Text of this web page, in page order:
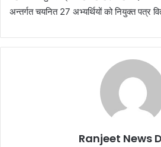
अन्तर्गत चयनित 27 अभ्यर्थियों को नियुक्त पत्र
Ranjeet News